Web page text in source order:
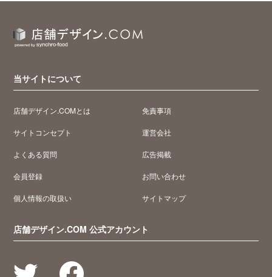
当サイトについて
店舗デザイン.COMとは
サイトコンセプト
よくある質問
会員登録
個人情報の取扱い
免責事項
運営会社
広告掲載
お問い合わせ
サイトマップ
店舗デザイン.COM 公式アカウント